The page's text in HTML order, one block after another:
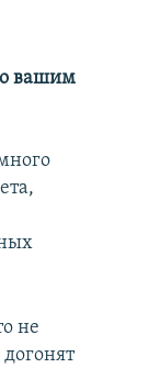
вашим
не